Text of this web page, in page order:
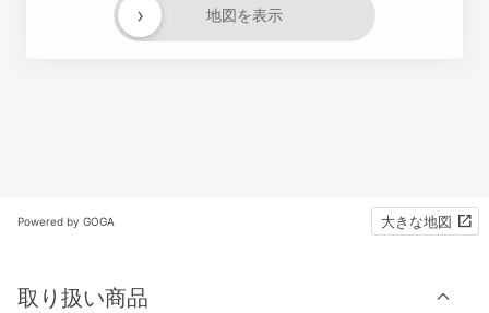
地図を表示
›
Powered by GOGA 大きな地図
取り扱い商品